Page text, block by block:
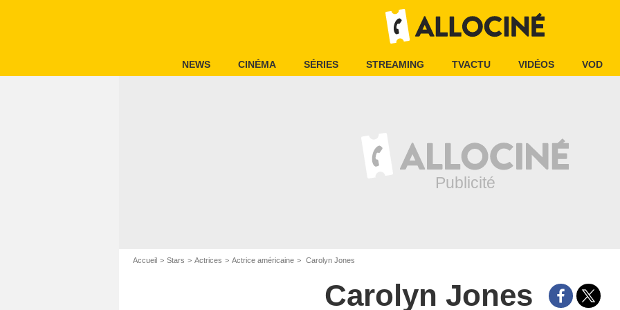
NEWS CINÉMA SÉRIES STREAMING TVACTU VIDÉOS VOD
Accueil Stars Actrices Actrice américaine Carolyn Jones
Carolyn Jones